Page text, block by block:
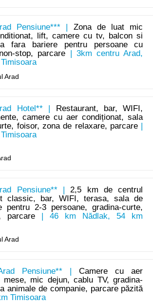
Pensiune*** | Zona de luat mic
lift, camere cu tv, balcon si
fara bariere pentru persoane cu
stop, parcare | 3km centru Arad,
Arad
Hotel** |
Restaurant, bar, WIFI,
camere cu aer condiționat, sala
foisor, zona de relaxare, parcare
Pensiune** |2,5 km de centrul
classic, bar, WIFI, terasa, sala de
pentru 2-3 persoane, gradina-curte,
parcare | 46 km Nădlak, 54 km
Arad
Pensiune** |Camere cu aer
mic dejun, cablu TV, gradina-
animale de companie, parcare păzită
Timisoara